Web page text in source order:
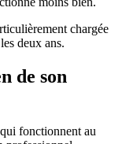
chargée
deux ans.
de son
fonctionnent au